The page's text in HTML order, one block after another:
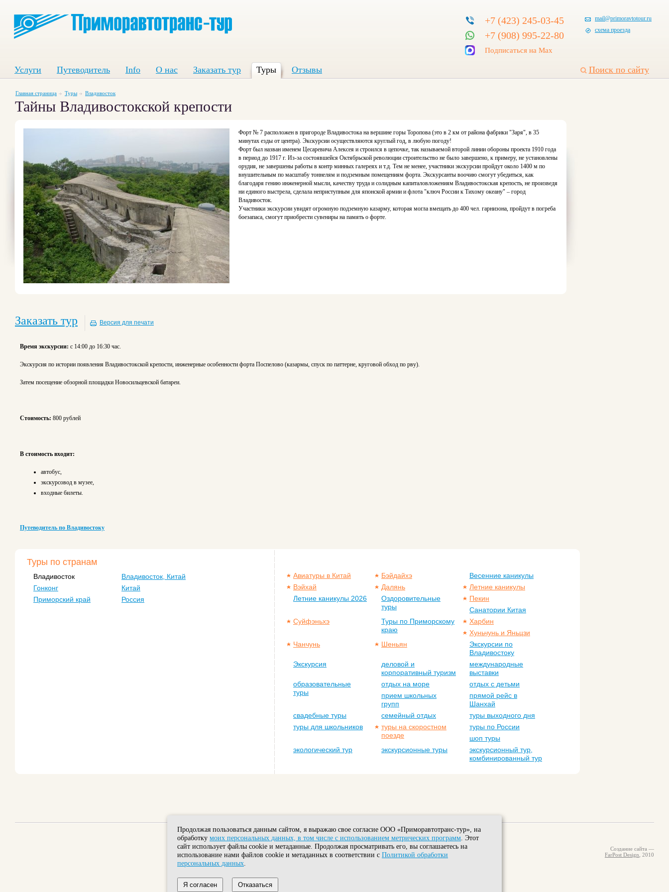
+7 (423) 245-03-45
+7 (908) 995-22-80
Подписаться на Max
mail@primoravtotour.ru
схема проезда
Поиск по сайту
Услуги Путеводитель Info О нас Заказать тур Туры Отзывы
Главная страница Туры Владивосток
Тайны Владивостокской крепости
Форт № 7 расположен в пригороде Владивостока на вершине горы Торопова (это в 2 км от района фабрики "Заря", в 35
минутах езды от центра). Экскурсии осуществляются круглый год, в любую погоду!
Форт был назван именем Цесаревича Алексея и строился в цепочке, так называемой второй линии обороны проекта 1910 года
в период до 1917 г. Из-за состоявшейся Октябрьской революции строительство не было завершено, к примеру, не установлены
орудия, не завершены работы в контр минных галереях и т.д. Тем не менее, участники экскурсии пройдут около 1400 м по
внушительным по масштабу тоннелям и подземным помещениям форта. Экскурсанты воочию смогут убедиться, как
благодаря гению инженерной мысли, качеству труда и солидным капиталовложениям Владивостокская крепость, не произведя
ни единого выстрела, сделала неприступным для японской армии и флота "ключ России к Тихому океану" – город
Владивосток.
Участники экскурсии увидят огромную подземную казарму, которая могла вмещать до 400 чел. гарнизона, пройдут в погреба
боезапаса, смогут приобрести сувениры на память о форте.
Заказать тур Версия для печати
Время экскурсии: с 14:00 до 16:30 час.
Экскурсия по истории появления Владивостокской крепости, инженерные особенности форта Поспелово (казармы, спуск по паттерне, круговой обход по рву).
Затем посещение обзорной площадки Новосильцевской батареи.
Стоимость: 800 рублей
В стоимость входит:
автобус,
экскурсовод в музее,
входные билеты.
Путеводитель по Владивостоку
Туры по странам
Владивосток
Владивосток, Китай
Гонконг
Китай
Приморский край
Россия
Авиатуры в Китай Бэйдайхэ
Весенние каникулы
Вэйхай
Далянь
Летние каникулы
Летние каникулы 2026
Оздоровительные
туры
Пекин
Санатории Китая
Суйфэньхэ
Туры по Приморскому
краю
Харбин
Хуньчунь и Яньцзи
Чанчунь
Шеньян
Экскурсии по
Владивостоку
Экскурсия
деловой и
корпоративный туризм
международные
выставки
образовательные
туры
отдых на море
отдых с детьми
прием школьных
групп
прямой рейс в
Шанхай
свадебные туры
семейный отдых
туры выходного дня
туры для школьников
туры на скоростном
поезде
туры по России
шоп туры
экологический тур
экскурсионные туры
экскурсионный тур,
комбинированный тур
Головной офис: Владивосток, ул. Комсомольская, 7А.
Тел.: +7-908-995-22-80 Факс: (423) 2450821
Электронная почта:
mail@primoravtotour.ru
Создание сайта —
FarPost Design , 2010
Продолжая пользоваться данным сайтом, я выражаю свое согласие ООО «Приморавтотранс-тур», на
обработку моих персональных данных, в том числе с использованием метрических программ . Этот
сайт использует файлы cookie и метаданные. Продолжая просматривать его, вы соглашаетесь на
использование нами файлов cookie и метаданных в соответствии с Политикой обработки
персональных данных
Я согласен Отказаться